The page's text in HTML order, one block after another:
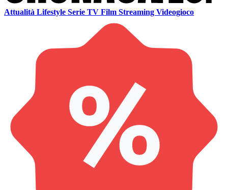
Attualità Lifestyle Serie TV Film Streaming Videogioco